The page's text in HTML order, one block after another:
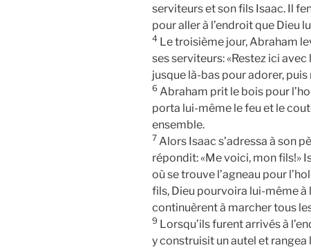
serviteurs et son fils Isaac. Il
pour aller à l’endroit que Dieu
4 Le troisième jour, Abraham
ses serviteurs: «Restez ici
jusque là-bas pour adorer,
6 Abraham prit le bois pour
porta lui-même le feu et le
ensemble.
7 Alors Isaac s’adressa à son
répondit: «Me voici, mon fils!»
où se trouve l’agneau pour
fils, Dieu pourvoira lui-même à
continuèrent à marcher tous
9 Lorsqu’ils furent arrivés à
y construisit un autel et